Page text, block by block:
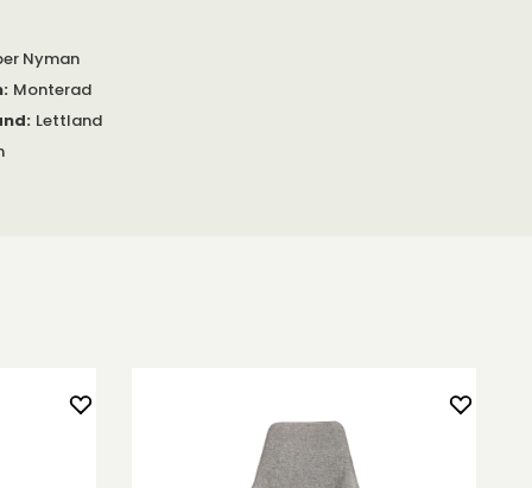
Nyman
: Monterad
: Lettland